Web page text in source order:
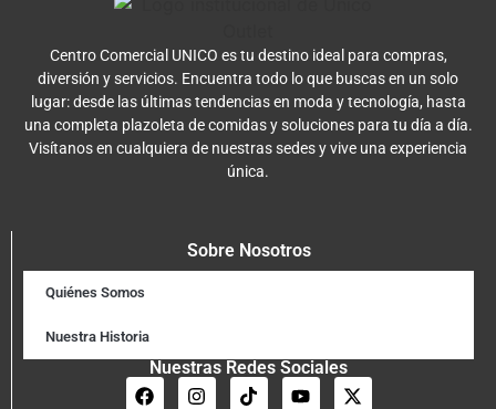
Centro Comercial UNICO es tu destino ideal para compras,
diversión y servicios. Encuentra todo lo que buscas en un solo
lugar: desde las últimas tendencias en moda y tecnología, hasta
una completa plazoleta de comidas y soluciones para tu día a día.
Visítanos en cualquiera de nuestras sedes y vive una experiencia
única.
Sobre Nosotros
Quiénes Somos
Nuestra Historia
Nuestras Redes Sociales